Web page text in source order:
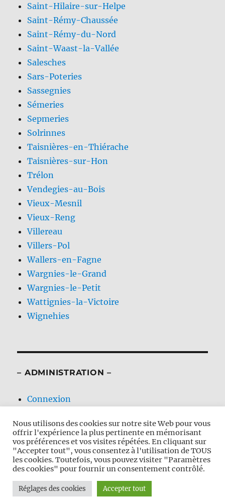
Saint-Hilaire-sur-Helpe
Saint-Rémy-Chaussée
Saint-Rémy-du-Nord
Saint-Waast-la-Vallée
Salesches
Sars-Poteries
Sassegnies
Sémeries
Sepmeries
Solrinnes
Taisnières-en-Thiérache
Taisnières-sur-Hon
Trélon
Vendegies-au-Bois
Vieux-Mesnil
Vieux-Reng
Villereau
Villers-Pol
Wallers-en-Fagne
Wargnies-le-Grand
Wargnies-le-Petit
Wattignies-la-Victoire
Wignehies
– ADMINISTRATION –
Connexion
Flux des commentaires
Site de WordPress-FR
Nos Calvaires en Avesnois
Fièrement propulsé par
WordPress
Nous utilisons des cookies sur notre site Web pour vous
offrir l'expérience la plus pertinente en mémorisant
vos préférences et vos visites répétées. En cliquant sur
"Accepter tout", vous consentez à l'utilisation de TOUS
les cookies. Toutefois, vous pouvez visiter "Paramètres
des cookies" pour fournir un consentement contrôlé.
Réglages des cookies Accepter tout